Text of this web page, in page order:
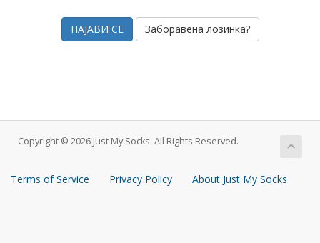
Заборавена лозинка?
Copyright © 2026 Just My Socks. All Rights Reserved.
Terms of Service Privacy Policy About Just My Socks